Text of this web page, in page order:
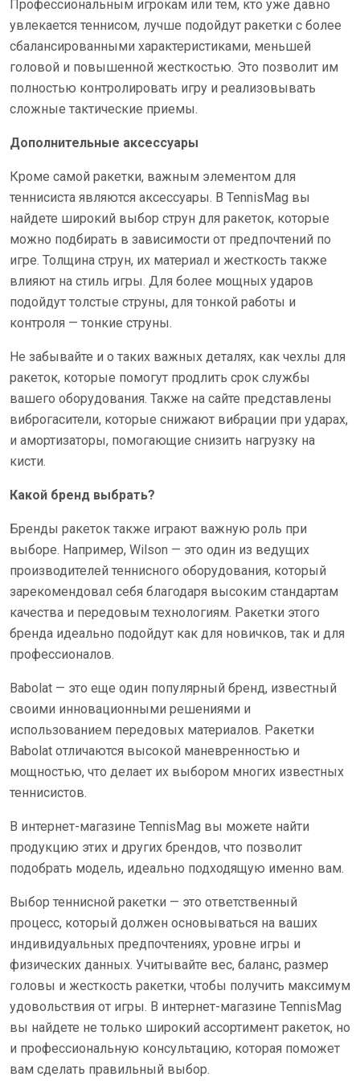
Профессиональным игрокам или тем, кто уже давно
увлекается теннисом, лучше подойдут ракетки с более
сбалансированными характеристиками, меньшей
головой и повышенной жесткостью. Это позволит им
полностью контролировать игру и реализовывать
сложные тактические приемы.
Дополнительные аксессуары
Кроме самой ракетки, важным элементом для
теннисиста являются аксессуары. В TennisMag вы
найдете широкий выбор струн для ракеток, которые
можно подбирать в зависимости от предпочтений по
игре. Толщина струн, их материал и жесткость также
влияют на стиль игры. Для более мощных ударов
подойдут толстые струны, для тонкой работы и
контроля — тонкие струны.
Не забывайте и о таких важных деталях, как чехлы для
ракеток, которые помогут продлить срок службы
вашего оборудования. Также на сайте представлены
виброгасители, которые снижают вибрации при ударах,
и амортизаторы, помогающие снизить нагрузку на
кисти.
Какой бренд выбрать?
Бренды ракеток также играют важную роль при
выборе. Например, Wilson — это один из ведущих
производителей теннисного оборудования, который
зарекомендовал себя благодаря высоким стандартам
качества и передовым технологиям. Ракетки этого
бренда идеально подойдут как для новичков, так и для
профессионалов.
Babolat — это еще один популярный бренд, известный
своими инновационными решениями и
использованием передовых материалов. Ракетки
Babolat отличаются высокой маневренностью и
мощностью, что делает их выбором многих известных
теннисистов.
В интернет-магазине TennisMag вы можете найти
продукцию этих и других брендов, что позволит
подобрать модель, идеально подходящую именно вам.
Выбор теннисной ракетки — это ответственный
процесс, который должен основываться на ваших
индивидуальных предпочтениях, уровне игры и
физических данных. Учитывайте вес, баланс, размер
головы и жесткость ракетки, чтобы получить максимум
удовольствия от игры. В интернет-магазине TennisMag
вы найдете не только широкий ассортимент ракеток, но
и профессиональную консультацию, которая поможет
вам сделать правильный выбор.